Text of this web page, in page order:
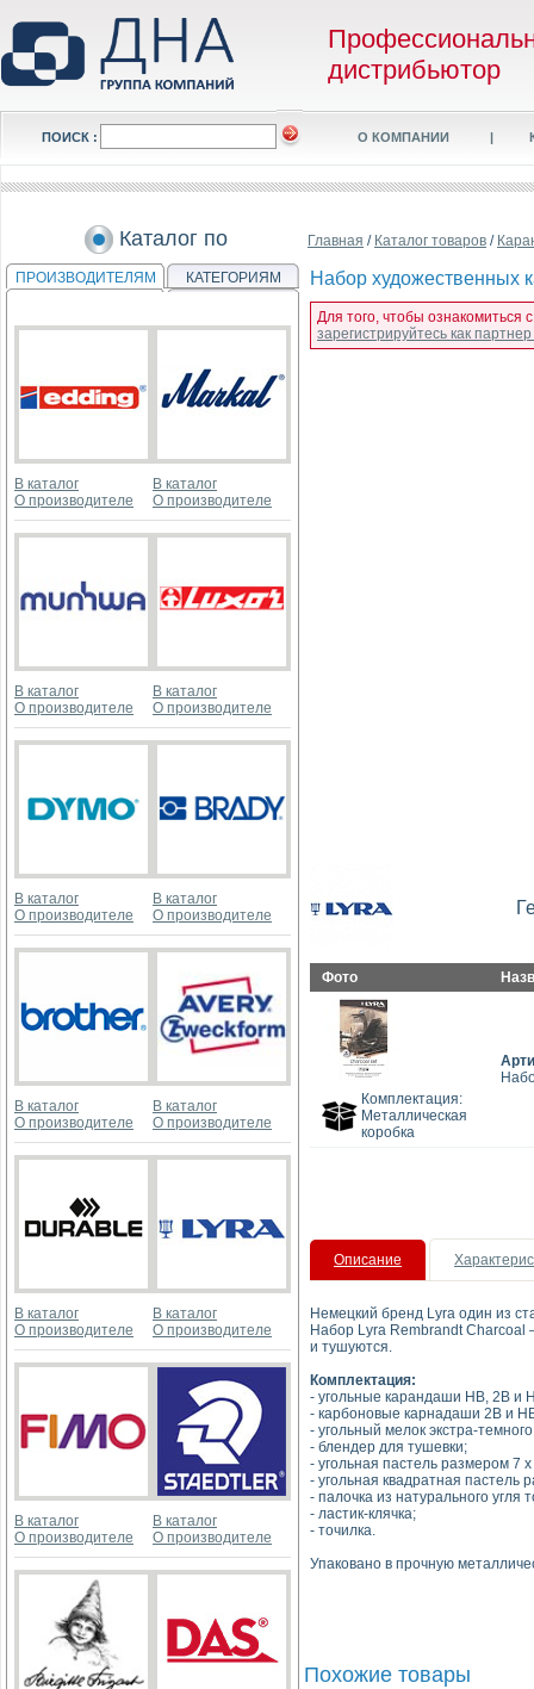
дистрибьютор
ПОИСК : О КОМПАНИИ |
Каталог по
ПРОИЗВОДИТЕЛЯМ КАТЕГОРИЯМ
В каталог
О производителе
В каталог
О производителе
В каталог
О производителе
В каталог
О производителе
В каталог
О производителе
В каталог
О производителе
В каталог
О производителе
В каталог
О производителе
В каталог
О производителе
В каталог
О производителе
В каталог
О производителе
В каталог
О производителе
Главная / Каталог товаров /
Набор художественных
Для того, чтобы ознакомиться
зарегистрируйтесь как
Фото
Комплектация:
Металлическая
коробка
Описание
Немецкий бренд Lyra один из
Набор Lyra Rembrandt Charcoal
и тушуются.
Комплектация:
- угольные карандаши HB, 2B и
- карбоновые карнадаши 2B и
- угольный мелок экстра-
- блендер для тушевки;
- угольная пастель размером 7
- угольная квадратная пастель
- палочка из натурального угля
- ластик-клячка;
- точилка.
Упаковано в прочную
Похожие товары